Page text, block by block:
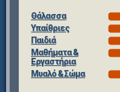
Θάλασσα
Υπαίθριες
Παιδιά
Μαθήματα &
Εργαστήρια
Μυαλό & Σώμα